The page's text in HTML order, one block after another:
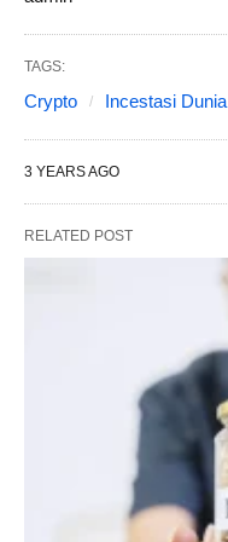
TAGS:
Crypto Incestasi Dunia
3 YEARS AGO
RELATED POST